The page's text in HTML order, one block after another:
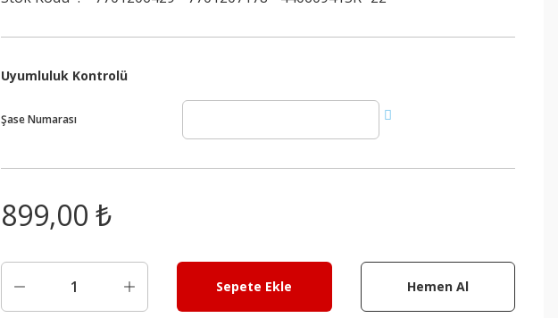
Uyumluluk Kontrolü
Şase Numarası
899,00 ₺
Sepete Ekle Hemen Al